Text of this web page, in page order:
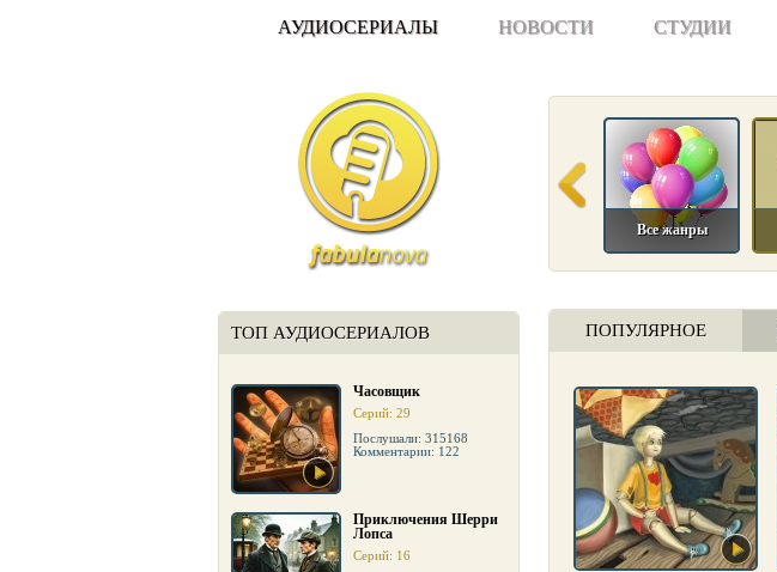
АУДИОСЕРИАЛЫ НОВОСТИ СТУДИИ
ТОП АУДИОСЕРИАЛОВ
Часовщик
Серий: 29
Послушали: 315168
Комментарии: 122
Приключения Шерри
Лопса
Серий: 16
Все жанры
ПОПУЛЯРНОЕ